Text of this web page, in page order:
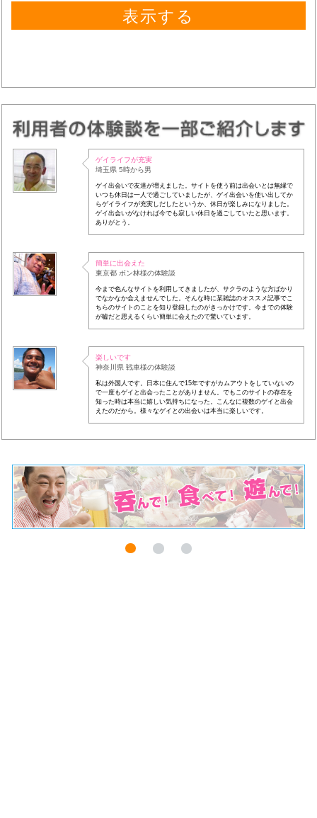
ゲイライフが充実
埼玉県 5時から男
ゲイ出会いで友達が増えました。サイトを使う前は出会いとは無縁で
いつも休日は一人で過ごしていましたが、ゲイ出会いを使い出してか
らゲイライフが充実しだしたというか、休日が楽しみになりました。
ゲイ出会いがなければ今でも寂しい休日を過ごしていたと思います。
ありがとう。
簡単に出会えた
東京都 ボン林様の体験談
今まで色んなサイトを利用してきましたが、サクラのような方ばかり
でなかなか会えませんでした。そんな時に某雑誌のオススメ記事でこ
ちらのサイトのことを知り登録したのがきっかけです。今までの体験
が嘘だと思えるくらい簡単に会えたので驚いています。
楽しいです
神奈川県 戦車様の体験談
私は外国人です。日本に住んで15年ですがカムアウトをしていないの
で一度もゲイと出会ったことがありません。でもこのサイトの存在を
知った時は本当に嬉しい気持ちになった。こんなに複数のゲイと出会
えたのだから。様々なゲイとの出会いは本当に楽しいです。